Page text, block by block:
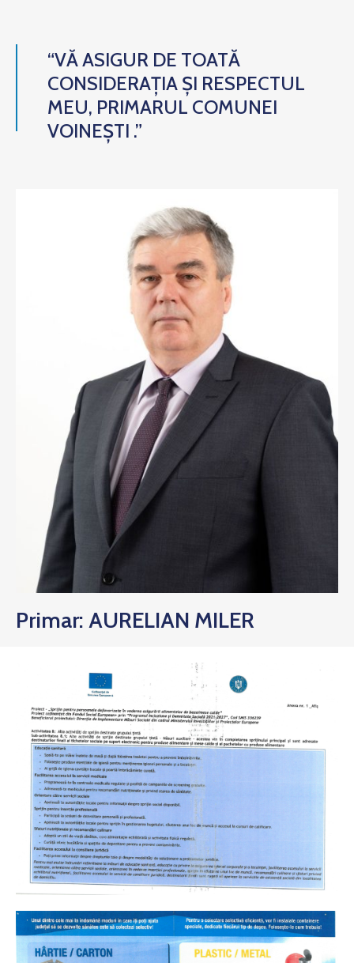
“VĂ ASIGUR DE TOATĂ
CONSIDERAȚIA ȘI RESPECTUL
MEU, PRIMARUL COMUNEI
VOINEȘTI .”
Primar: AURELIAN MILER